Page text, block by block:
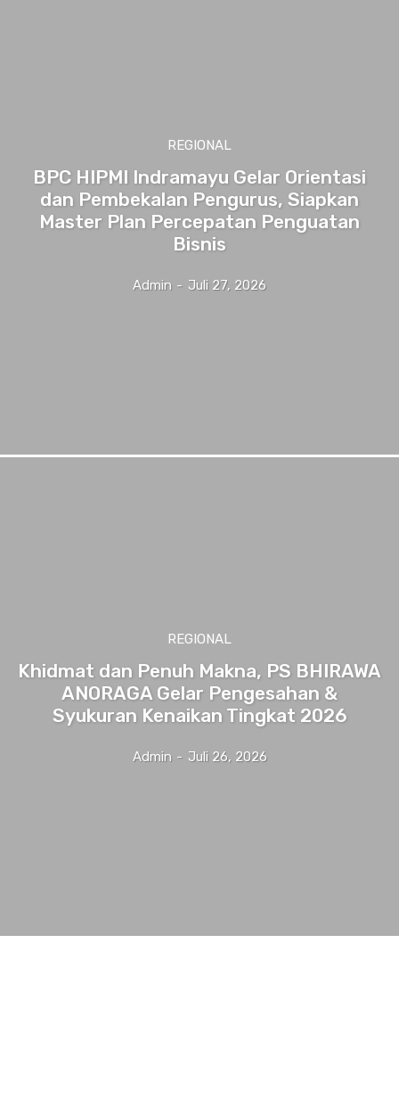
REGIONAL
BPC HIPMI Indramayu Gelar Orientasi
dan Pembekalan Pengurus, Siapkan
Master Plan Percepatan Penguatan
Bisnis
Admin - Juli 27, 2026
REGIONAL
Khidmat dan Penuh Makna, PS BHIRAWA
ANORAGA Gelar Pengesahan &
Syukuran Kenaikan Tingkat 2026
Admin - Juli 26, 2026